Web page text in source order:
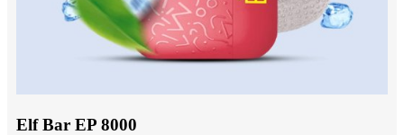
Elf Bar EP 8000